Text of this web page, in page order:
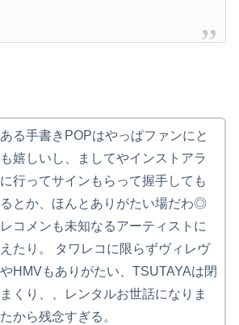
る手書きPOPはやっぱファンにと
嬉しいし、ましてやインストアラ
行ってサインもらって握手しても
とか、ほんとありがたい場だわ◎
コメンも未知なるアーティストに
たり。 タワレコに限らずヴィレヴ
HMVもありがたい、TSUTAYAは閉
くり、、レンタルお世話になりま
から残念すぎる。